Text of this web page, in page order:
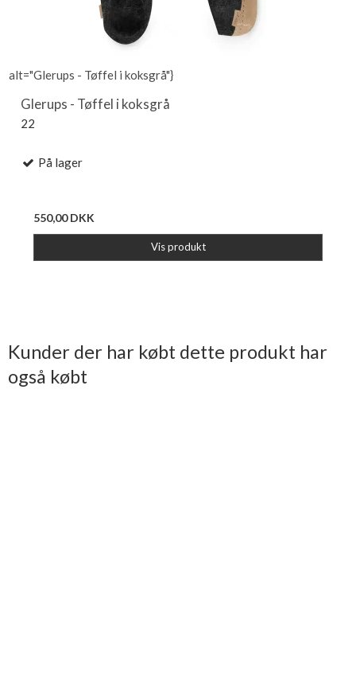
alt="Glerups - Tøffel i koksgrå"}
Glerups - Tøffel i koksgrå
22
På lager
550,00 DKK
Vis produkt
Kunder der har købt dette produkt har
også købt